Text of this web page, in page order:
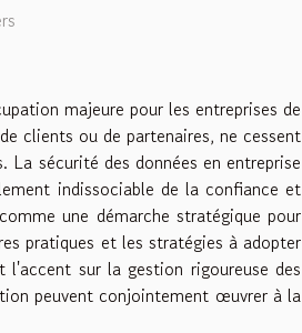
majeure pour les entreprises de
clients ou de partenaires, ne cessent
sécurité des données en entreprise
indissociable de la confiance et
une démarche stratégique pour
pratiques et les stratégies à adopter
sur la gestion rigoureuse des
peuvent conjointement œuvrer à la